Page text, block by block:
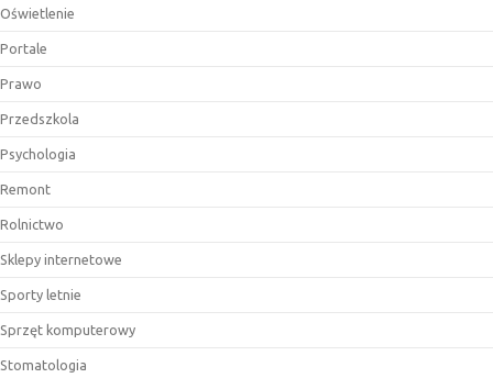
Oświetlenie
Portale
Prawo
Przedszkola
Psychologia
Remont
Rolnictwo
Sklepy internetowe
Sporty letnie
Sprzęt komputerowy
Stomatologia